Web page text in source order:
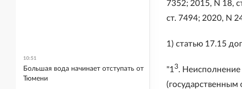
7352; 2015, N 18,
ст. 7494; 2020, N
1) статью 17.15
"13.
(государственным
10:51
Большая вода начинает отступать от
Тюмени